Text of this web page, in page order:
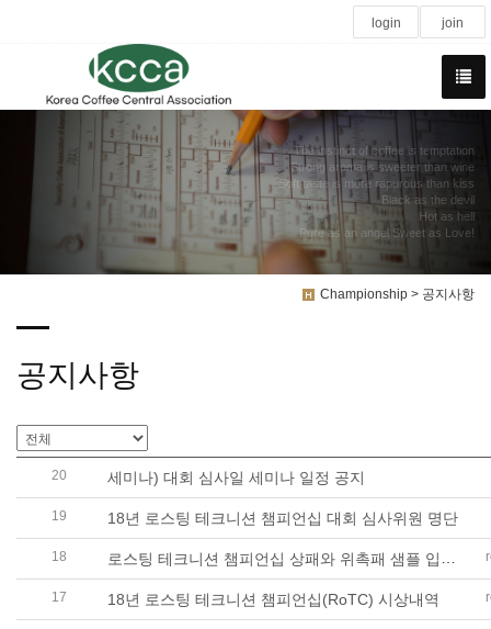
login join
The instinct of coffee is temptation
Strong aroma is sweeter than wine
Soft taste is more rapurous than kiss
Black as the devil
Hot as hell
Pure as an angel Sweet as Love!
Championship > 공지사항
공지사항
20 세미나) 대회 심사일 세미나 일정 공지
19 18년 로스팅 테크니션 챔피언십 대회 심사위원 명단
18 로스팅 테크니션 챔피언십 상패와 위촉패 샘플 입니다..
17 18년 로스팅 테크니션 챔피언십(RoTC) 시상내역